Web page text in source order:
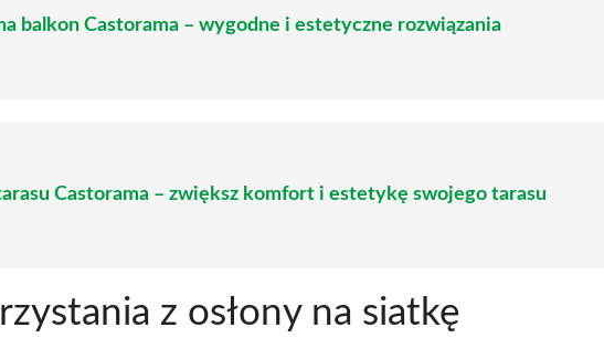
balkon Castorama – wygodne i estetyczne rozwiązania
Castorama – zwiększ komfort i estetykę swojego tarasu
z osłony na siatkę